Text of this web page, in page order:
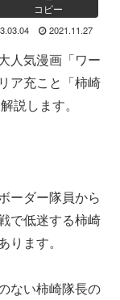
コピー
2021.11.27
人気漫画「ワー
ア充こと「柿崎
説します。
ーダー隊員から
で低迷する柿崎
ます。
ない柿崎隊長の